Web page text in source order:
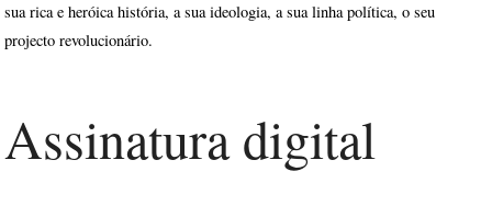
sua rica e heróica história, a sua ideologia, a sua linha política, o seu
projecto revolucionário.
Assinatura digital